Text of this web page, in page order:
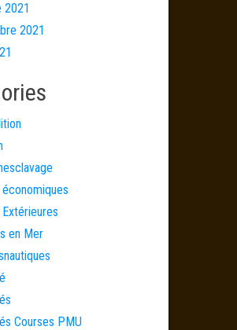
2021
2021
en Mer
Courses PMU